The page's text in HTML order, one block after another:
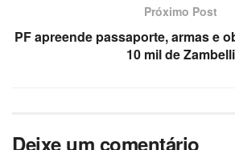
Próximo Post
PF apreende passaporte, armas e
10 mil de Zambelli
Deixe um comentário